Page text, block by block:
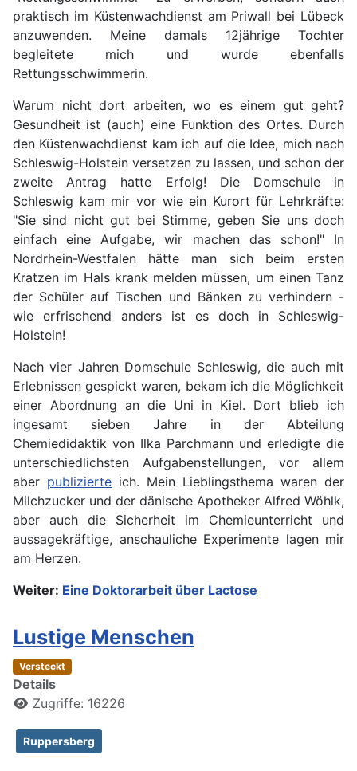
praktisch im Küstenwachdienst am Priwall bei Lübeck
anzuwenden. Meine damals 12jährige Tochter
begleitete mich und wurde ebenfalls
Rettungsschwimmerin.
Warum nicht dort arbeiten, wo es einem gut geht?
Gesundheit ist (auch) eine Funktion des Ortes. Durch
den Küstenwachdienst kam ich auf die Idee, mich nach
Schleswig-Holstein versetzen zu lassen, und schon der
zweite Antrag hatte Erfolg! Die Domschule in
Schleswig kam mir vor wie ein Kurort für Lehrkräfte:
"Sie sind nicht gut bei Stimme, geben Sie uns doch
einfach eine Aufgabe, wir machen das schon!" In
Nordrhein-Westfalen hätte man sich beim ersten
Kratzen im Hals krank melden müssen, um einen Tanz
der Schüler auf Tischen und Bänken zu verhindern -
wie erfrischend anders ist es doch in Schleswig-
Holstein!
Nach vier Jahren Domschule Schleswig, die auch mit
Erlebnissen gespickt waren, bekam ich die Möglichkeit
einer Abordnung an die Uni in Kiel. Dort blieb ich
ingesamt sieben Jahre in der Abteilung
Chemiedidaktik von Ilka Parchmann und erledigte die
unterschiedlichsten Aufgabenstellungen, vor allem
aber publizierte ich. Mein Lieblingsthema waren der
Milchzucker und der dänische Apotheker Alfred Wöhlk,
aber auch die Sicherheit im Chemieunterricht und
aussagekräftige, anschauliche Experimente lagen mir
am Herzen.
Weiter: Eine Doktorarbeit über Lactose
Lustige Menschen
Versteckt
Details
Zugriffe: 16226
Ruppersberg